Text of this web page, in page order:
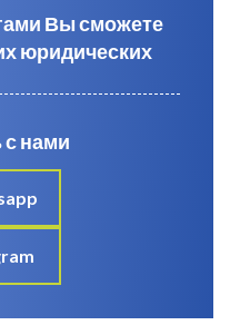
Вы сможете
юридических
нами